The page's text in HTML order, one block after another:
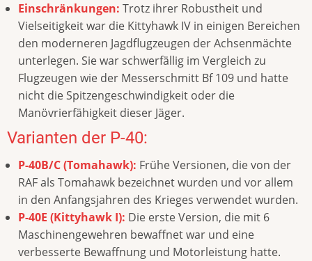
Einschränkungen: Trotz ihrer Robustheit und
Vielseitigkeit war die Kittyhawk IV in einigen Bereichen
den moderneren Jagdflugzeugen der Achsenmächte
unterlegen. Sie war schwerfällig im Vergleich zu
Flugzeugen wie der Messerschmitt Bf 109 und hatte
nicht die Spitzengeschwindigkeit oder die
Manövrierfähigkeit dieser Jäger.
Varianten der P-40:
P-40B/C (Tomahawk): Frühe Versionen, die von der
RAF als Tomahawk bezeichnet wurden und vor allem
in den Anfangsjahren des Krieges verwendet wurden.
P-40E (Kittyhawk I): Die erste Version, die mit 6
Maschinengewehren bewaffnet war und eine
verbesserte Bewaffnung und Motorleistung hatte.